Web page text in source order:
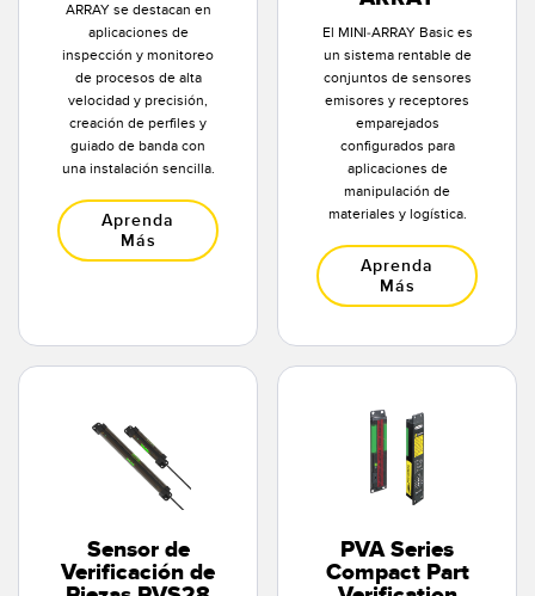
ARRAY se destacan en
aplicaciones de
inspección y monitoreo
de procesos de alta
velocidad y precisión,
creación de perfiles y
guiado de banda con
una instalación sencilla.
Aprenda
Más
El MINI-ARRAY Basic es
un sistema rentable de
conjuntos de sensores
emisores y receptores
emparejados
configurados para
aplicaciones de
manipulación de
materiales y logística.
Aprenda
Más
Sensor de
Verificación de
PVA Series
Compact Part